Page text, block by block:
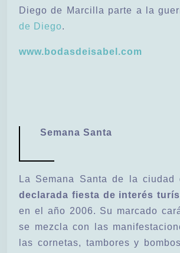
Diego de Marcilla parte a la
de Diego.
www.bodasdeisabel.com
Semana Santa
La Semana Santa de la ciudad
declarada fiesta de interés
en el año 2006. Su marcado
se mezcla con las
las cornetas, tambores y